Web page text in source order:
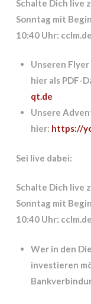
Schalte Dich live
Sonntag mit
10:40 Uhr:
Unseren
hier als PDF-
qt.de
Unsere
hier: https://
Sei live dabei:
Schalte Dich live
Sonntag mit
10:40 Uhr:
Wer in den
investieren